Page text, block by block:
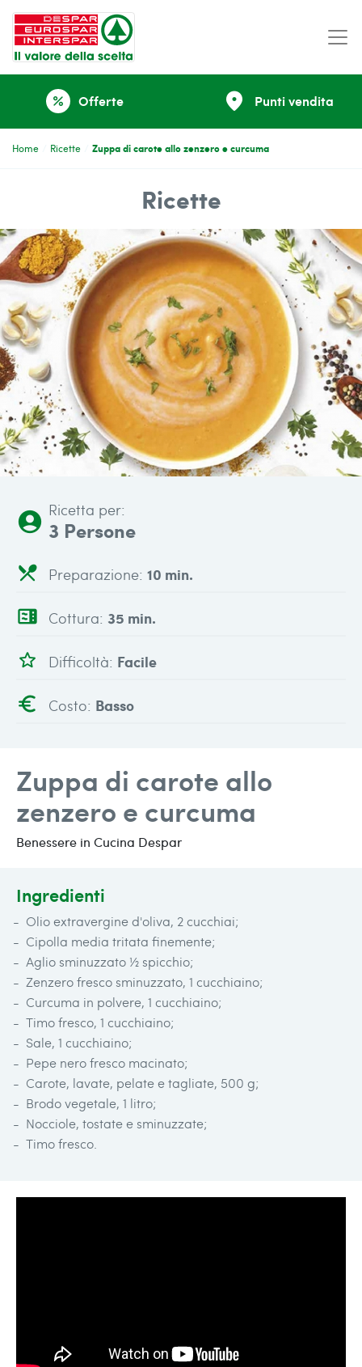
percent Offerte place Punti vendita
Home Ricette Zuppa di carote allo zenzero e curcuma
Ricette
account_circle Ricetta per:
3 Persone
local_dining Preparazione: 10 min.
microwave Cottura: 35 min.
star_outline Difficoltà: Facile
euro Costo: Basso
Zuppa di carote allo
zenzero e curcuma
Benessere in Cucina Despar
Ingredienti
Olio extravergine d'oliva, 2 cucchiai;
Cipolla media tritata finemente;
Aglio sminuzzato ½ spicchio;
Zenzero fresco sminuzzato, 1 cucchiaino;
Curcuma in polvere, 1 cucchiaino;
Timo fresco, 1 cucchiaino;
Sale, 1 cucchiaino;
Pepe nero fresco macinato;
Carote, lavate, pelate e tagliate, 500 g;
Brodo vegetale, 1 litro;
Nocciole, tostate e sminuzzate;
Timo fresco.